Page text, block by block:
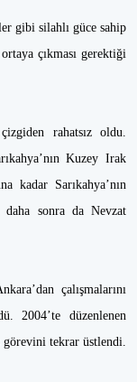
gibi silahlı güce sahip
çıkması gerektiği
rahatsız oldu.
Kuzey Irak
kadar Sarıkahya’nın
daha sonra da Nevzat
çalışmalarını
2004’te düzenlenen
görevini tekrar üstlendi.